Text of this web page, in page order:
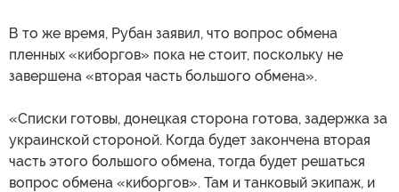
В то же время, Рубан заявил, что вопрос обмена
пленных «киборгов» пока не стоит, поскольку не
завершена «вторая часть большого обмена».
«Списки готовы, донецкая сторона готова, задержка за
украинской стороной. Когда будет закончена вторая
часть этого большого обмена, тогда будет решаться
вопрос обмена «киборгов». Там и танковый экипаж, и